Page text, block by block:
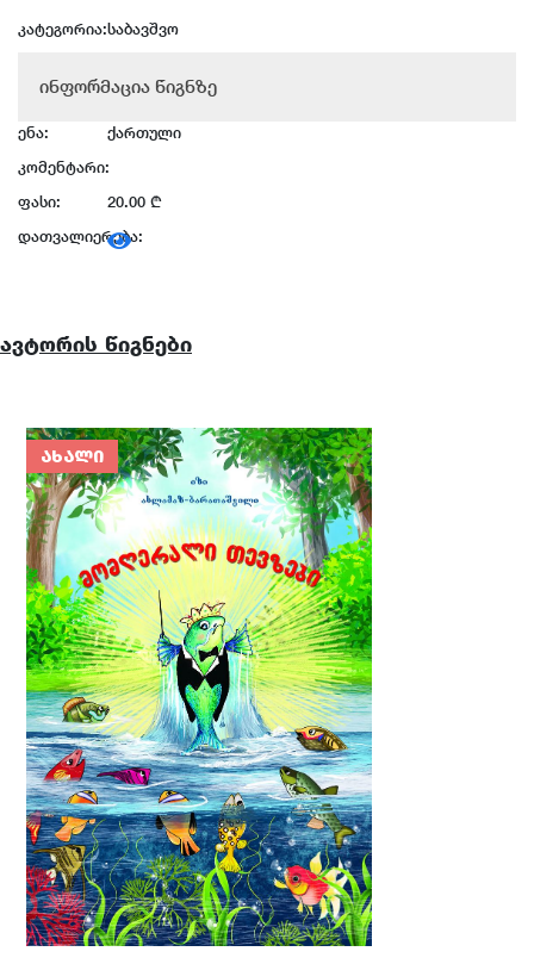
კატეგორია:საბავშვო
ინფორმაცია წიგნზე
ენა:
ქართული
კომენტარი:
ფასი:
20.00 ₾
დათვალიერება:
ავტორის წიგნები
ᲐᲮᲐᲚᲘ